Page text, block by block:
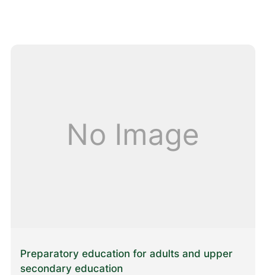
No Image
Preparatory education for adults and upper
secondary education